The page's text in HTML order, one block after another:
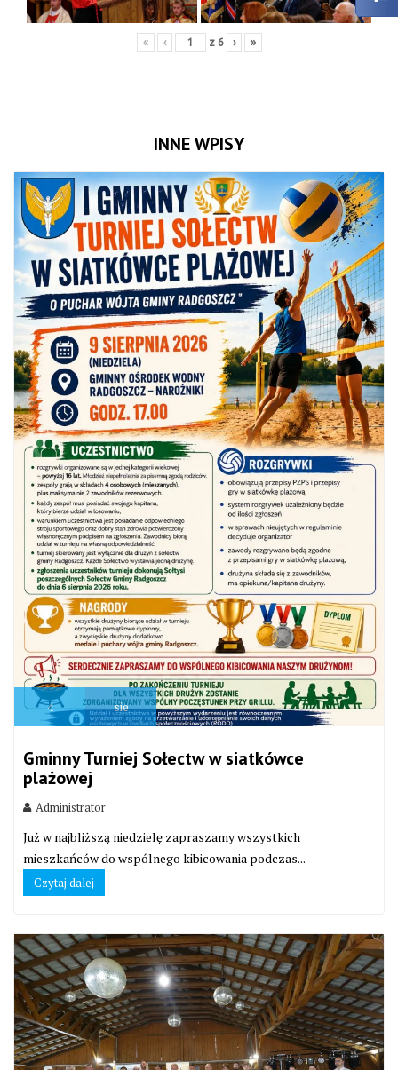
« ‹ z 6 › »
INNE WPISY
4 sie
Gminny Turniej Sołectw w siatkówce
plażowej
Administrator
Już w najbliższą niedzielę zapraszamy wszystkich
mieszkańców do wspólnego kibicowania podczas...
Czytaj dalej